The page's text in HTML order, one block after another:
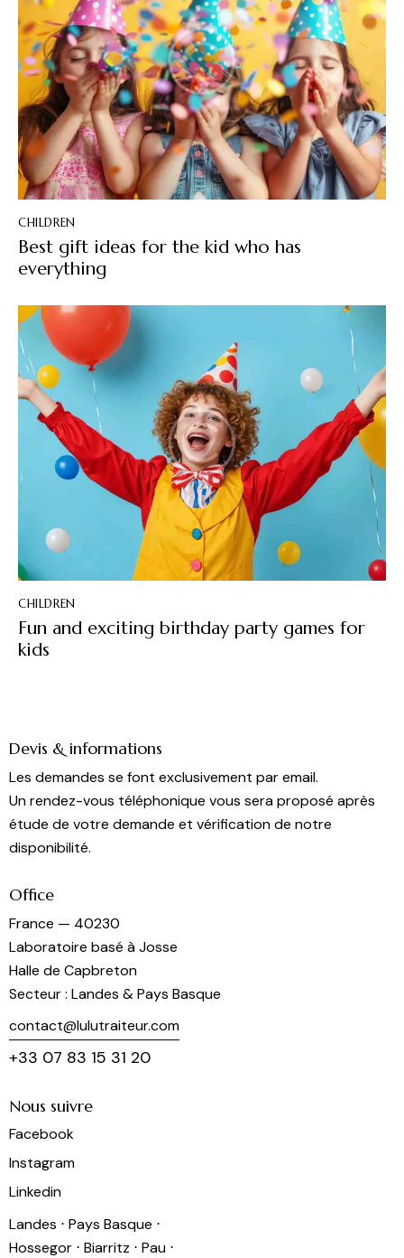
CHILDREN
Best gift ideas for the kid who has
everything
CHILDREN
Fun and exciting birthday party games for
kids
Devis & informations
Les demandes se font exclusivement par email.
Un rendez-vous téléphonique vous sera proposé après
étude de votre demande et vérification de notre
disponibilité.
Office
France — 40230
Laboratoire basé à Josse
Halle de Capbreton
Secteur : Landes & Pays Basque
contact@lulutraiteur.com
+33 07 83 15 31 20
Nous suivre
Facebook
Instagram
Linkedin
Landes ⋅ Pays Basque ⋅
Hossegor ⋅ Biarritz ⋅ Pau ⋅